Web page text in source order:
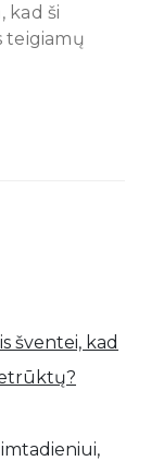
kad ši
teigiamų
šventei, kad